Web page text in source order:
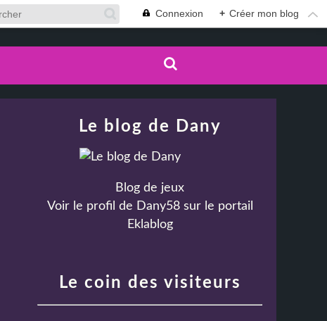
Connexion + Créer mon blog
Le blog de Dany
Blog de jeux
Voir le profil de Dany58sur le portail
Eklablog
Le coin des visiteurs